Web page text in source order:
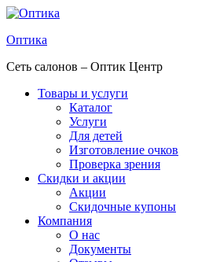
Оптика
Сеть салонов – Оптик Центр
Товары и услуги
Каталог
Услуги
Для детей
Изготовление очков
Проверка зрения
Скидки и акции
Акции
Скидочные купоны
Компания
О нас
Документы